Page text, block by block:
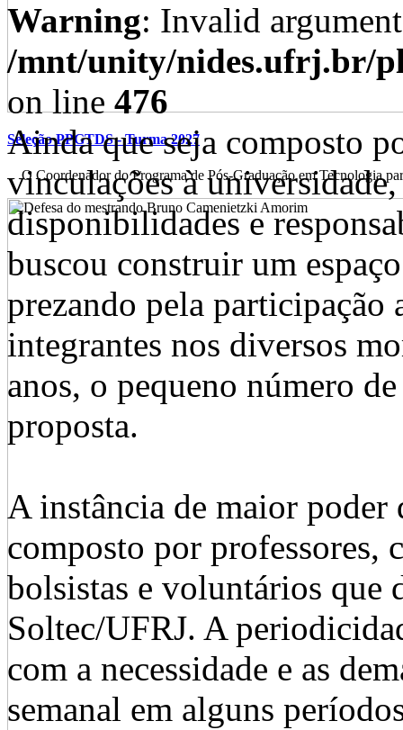
Seleção PPGTDS - Turma 2027
O Coordenador do Programa de Pós-Graduação em Tecnologia
Warning: Invalid
/mnt/unity/nides.ufrj.br/
on line476
Ainda que seja composto
vinculações à
disponibilidades e
buscou construir um
prezando pela participação
integrantes nos diversos
anos, o pequeno número
proposta.
A instância de maior
composto por professores,
bolsistas e voluntários que
Soltec/UFRJ. A
com a necessidade e as
semanal em alguns